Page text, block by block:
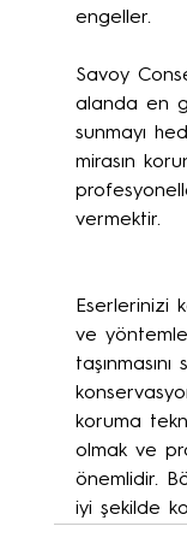
engeller.
Savoy
alanda en
sunmayı
mirasın
vermektir.
Eserlerinizi
ve
koruma
olmak ve
önemlidir.
iyi şekilde